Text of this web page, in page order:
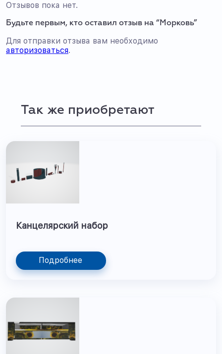
Отзывов пока нет.
Будьте первым, кто оставил отзыв на “Морковь”
Для отправки отзыва вам необходимо
авторизоваться.
Так же приобретают
Канцелярский набор
Подробнее